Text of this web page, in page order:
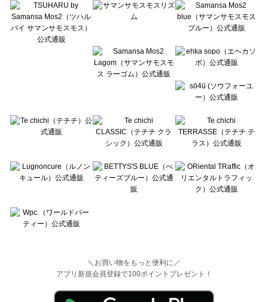
Lugnoncure（ルノンキュール）のショートブーツ一覧
BETTY'S BLUE（べティーズブルー）のショートブーツ一覧
Wpc.（ワールドパーティー）のショートブーツ一覧
＼お買い物をもっと便利に／
アプリ新規会員登録で100ポイントプレゼント！